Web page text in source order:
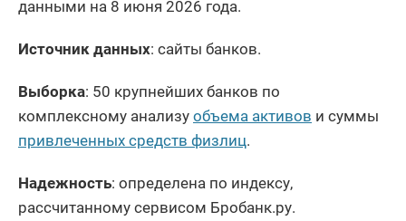
данными на 8 июня 2026 года.
Источник данных: сайты банков.
Выборка: 50 крупнейших банков по
комплексному анализу объема активов и суммы
привлеченных средств физлиц.
Надежность: определена по индексу,
рассчитанному сервисом Бробанк.ру.